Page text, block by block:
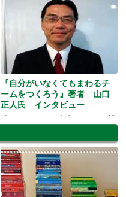
『自分がいなくてもまわるチ
ームをつくろう』著者 山口
正人氏 インタビュー
ります。